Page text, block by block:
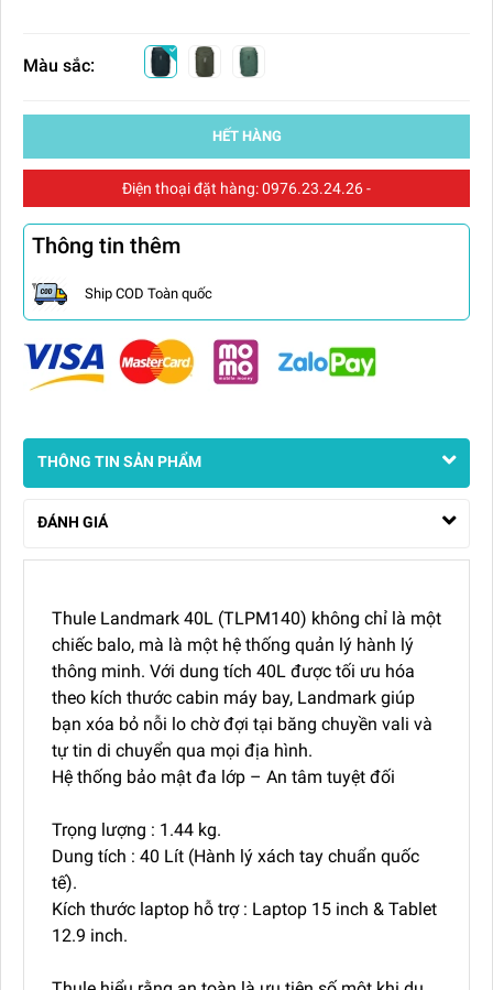
Màu sắc:
HẾT HÀNG
Điện thoại đặt hàng:0976.23.24.26-
Thông tin thêm
Ship COD Toàn quốc
THÔNG TIN SẢN PHẨM
ĐÁNH GIÁ
Thule Landmark 40L (TLPM140) không chỉ là một
chiếc balo, mà là một hệ thống quản lý hành lý
thông minh. Với dung tích 40L được tối ưu hóa
theo kích thước cabin máy bay, Landmark giúp
bạn xóa bỏ nỗi lo chờ đợi tại băng chuyền vali và
tự tin di chuyển qua mọi địa hình.
Hệ thống bảo mật đa lớp – An tâm tuyệt đối
Trọng lượng : 1.44 kg.
Dung tích : 40 Lít (Hành lý xách tay chuẩn quốc
tế).
Kích thước laptop hỗ trợ : Laptop 15 inch & Tablet
12.9 inch.